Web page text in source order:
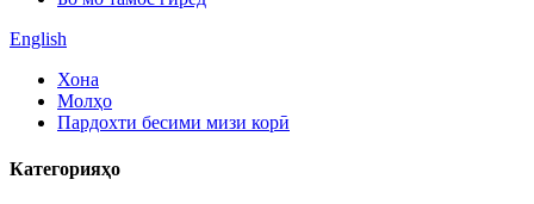
English
Хона
Молҳо
Пардохти бесими мизи корӣ
Категорияҳо